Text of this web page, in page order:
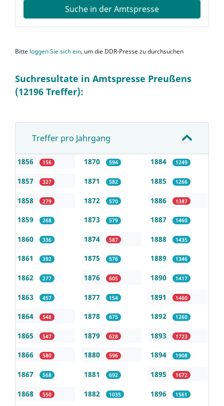
Suche in der Amtspresse
Bitte loggen Sie sich ein, um die DDR-Presse zu durchsuchen
Suchresultate in Amtspresse Preußens
(12196 Treffer):
Treffer pro Jahrgang
1856 156
1857 327
1858 279
1859 268
1860 336
1861 392
1862 277
1863 457
1864 548
1865 547
1866 580
1867 568
1868 550
1870 594
1871 582
1872 570
1873 579
1874 587
1875 576
1876 605
1877 154
1878 675
1879 628
1880 596
1881 692
1882 1035
1884 1249
1885 1266
1886 1387
1887 1460
1888 1435
1889 1346
1890 1417
1891 1460
1892 1260
1893 1723
1894 1908
1895 1672
1896 1561